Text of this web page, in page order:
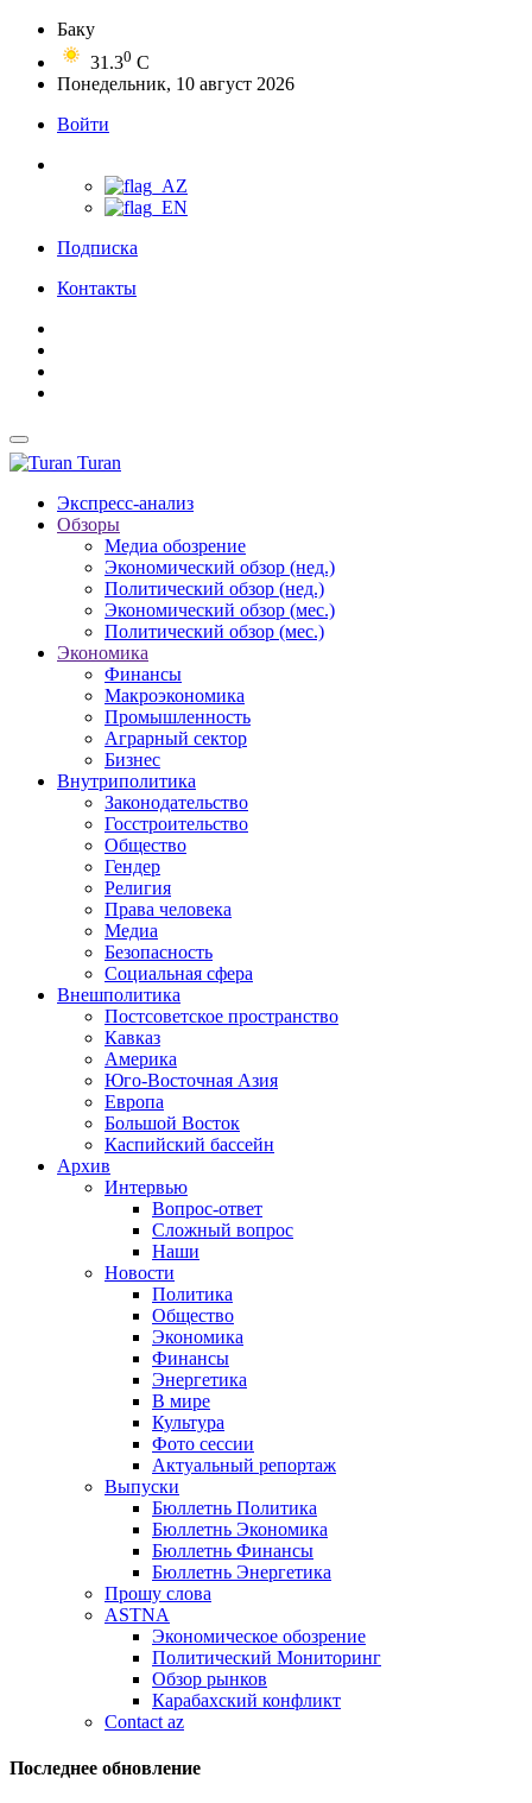
Баку
31.30 C
Понедельник, 10 август 2026
Войти
Подписка
Контакты
Turan
Экспресс-анализ
Обзоры
Медиа обозрение
Экономический обзор (нед.)
Политический обзор (нед.)
Экономический обзор (мес.)
Политический обзор (мес.)
Экономика
Финансы
Макроэкономика
Промышленность
Аграрный сектор
Бизнес
Внутриполитика
Законодательство
Госстроительство
Общество
Гендер
Религия
Права человека
Медиа
Безопасность
Социальная сфера
Внешполитика
Постсоветское пространство
Кавказ
Америка
Юго-Восточная Азия
Европа
Большой Восток
Каспийский бассейн
Архив
Интервью
Вопрос-ответ
Сложный вопрос
Наши
Новости
Политика
Общество
Экономика
Финансы
Энергетика
В мире
Культура
Фото сессии
Актуальный репортаж
Выпуски
Бюллетнь Политика
Бюллетнь Экономика
Бюллетнь Финансы
Бюллетнь Энергетика
Прошу слова
ASTNA
Экономическое обозрение
Политический Мониторинг
Обзор рынков
Карабахский конфликт
Contact az
Последнее обновление